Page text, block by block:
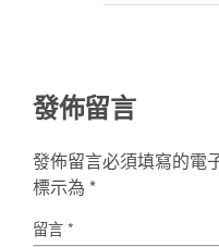
發佈留言
發佈留言必須填寫的電
標示為 *
留言*